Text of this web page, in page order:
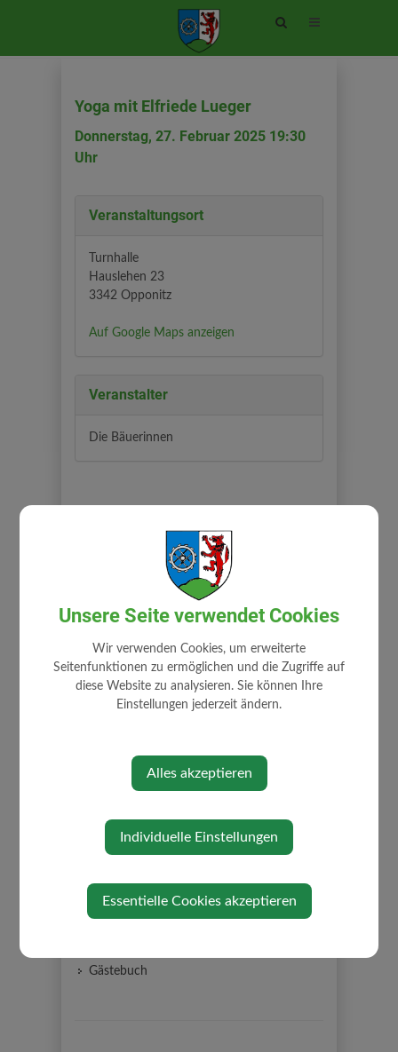
Site
toggle
Yoga mit Elfriede Lueger
Donnerstag, 27. Februar 2025 19:30
Uhr
Veranstaltungsort
Turnhalle
Hauslehen 23
3342 Opponitz
Auf Google Maps anzeigen
Veranstalter
Die Bäuerinnen
⇐ zurück
Ärztenotdienst
Bildergalerie
Gemeindezeitung
Gästebuch
Unsere Seite verwendet Cookies
Wir verwenden Cookies, um erweiterte
Seitenfunktionen zu ermöglichen und die Zugriffe auf
diese Website zu analysieren. Sie können Ihre
Einstellungen jederzeit ändern.
Alles akzeptieren
Individuelle Einstellungen
Essentielle Cookies akzeptieren